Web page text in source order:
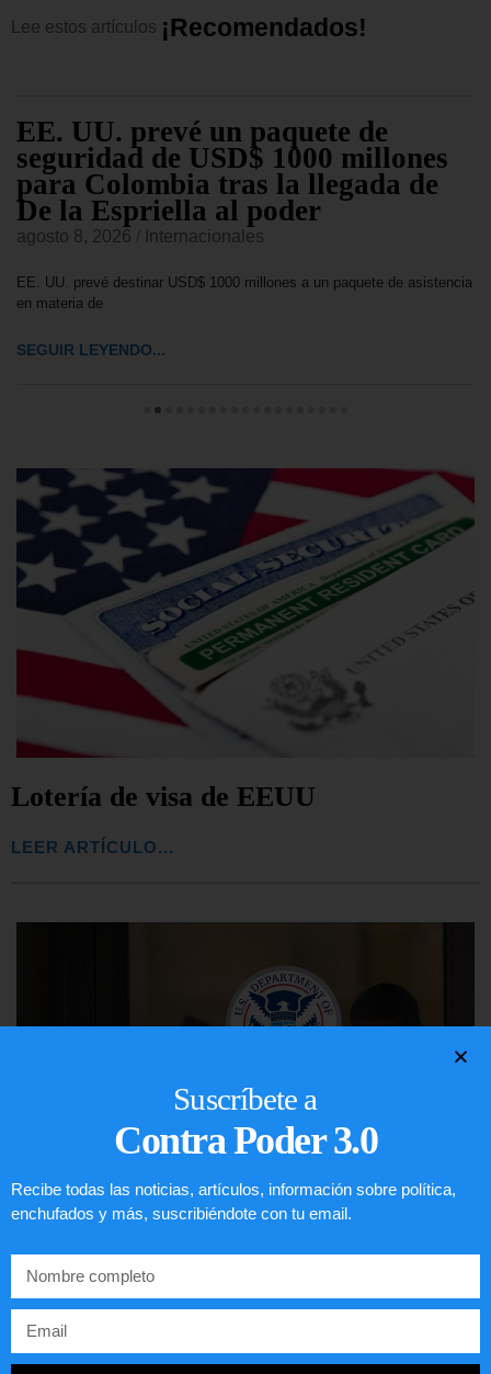
Lee estos artículos ¡Recomend ad os!
EE. UU. prevé un paquete de
seguridad de USD$ 1000 millones
para Colombia tras la llegada de
De la Espriella al poder
agosto 8, 2026 Internacionales
EE. UU. prevé destinar USD$ 1000 millones a un paquete de asistencia
en materia de
SEGUIR LEYENDO...
Lotería de visa de EEUU
LEER ARTÍCULO...
Comunistas no son bienvenidos en
EE.UU.
LEER ARTÍCULO...
Suscríbete a
Contra Poder 3.0
Recibe todas las noticias, artículos, información sobre política,
enchufados y más, suscribiéndote con tu email.